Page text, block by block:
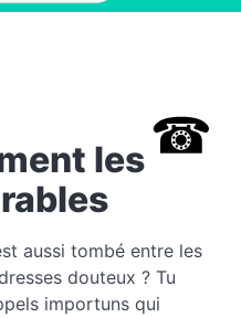
les
aussi tombé entre les
douteux ? Tu
importuns qui